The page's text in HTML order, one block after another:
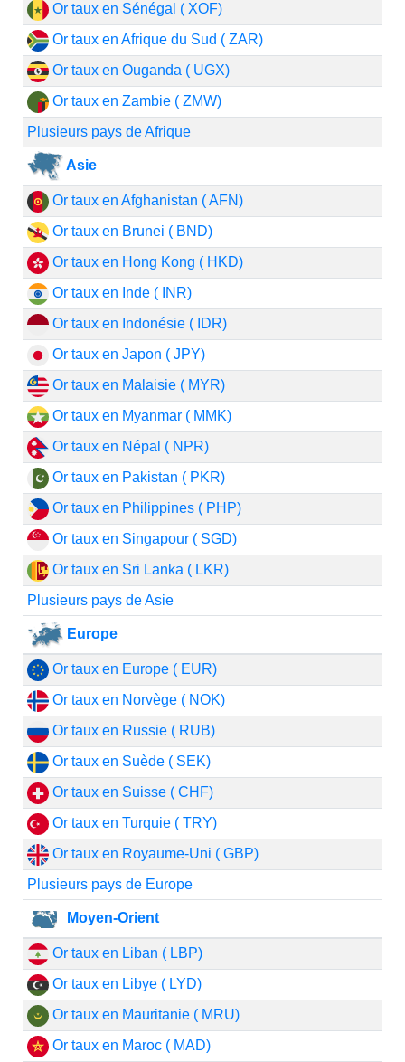
Or taux en Sénégal ( XOF)
Or taux en Afrique du Sud ( ZAR)
Or taux en Ouganda ( UGX)
Or taux en Zambie ( ZMW)
Plusieurs pays de Afrique
Asie
Or taux en Afghanistan ( AFN)
Or taux en Brunei ( BND)
Or taux en Hong Kong ( HKD)
Or taux en Inde ( INR)
Or taux en Indonésie ( IDR)
Or taux en Japon ( JPY)
Or taux en Malaisie ( MYR)
Or taux en Myanmar ( MMK)
Or taux en Népal ( NPR)
Or taux en Pakistan ( PKR)
Or taux en Philippines ( PHP)
Or taux en Singapour ( SGD)
Or taux en Sri Lanka ( LKR)
Plusieurs pays de Asie
Europe
Or taux en Europe ( EUR)
Or taux en Norvège ( NOK)
Or taux en Russie ( RUB)
Or taux en Suède ( SEK)
Or taux en Suisse ( CHF)
Or taux en Turquie ( TRY)
Or taux en Royaume-Uni ( GBP)
Plusieurs pays de Europe
Moyen-Orient
Or taux en Liban ( LBP)
Or taux en Libye ( LYD)
Or taux en Mauritanie ( MRU)
Or taux en Maroc ( MAD)